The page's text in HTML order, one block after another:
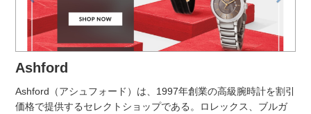
Ashford
Ashford（アシュフォード）は、1997年創業の高級腕時計を割引
価格で提供するセレクトショップである。ロレックス、ブルガ